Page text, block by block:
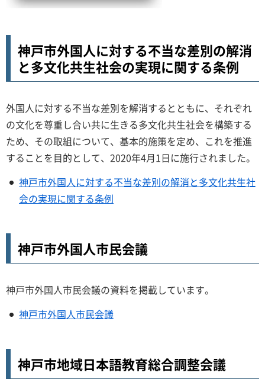
神戸市外国人に対する不当な差別の解消
と多文化共生社会の実現に関する条例
外国人に対する不当な差別を解消するとともに、それぞれ
の文化を尊重し合い共に生きる多文化共生社会を構築する
ため、その取組について、基本的施策を定め、これを推進
することを目的として、2020年4月1日に施行されました。
神戸市外国人に対する不当な差別の解消と多文化共生社
会の実現に関する条例
神戸市外国人市民会議
神戸市外国人市民会議の資料を掲載しています。
神戸市外国人市民会議
神戸市地域日本語教育総合調整会議